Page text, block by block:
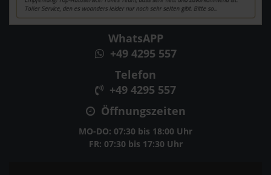
WhatsAPP
+49 4295 557
Telefon
+49 4295 557
Öffnungszeiten
MO-DO: 07:30 bis 18:00 Uhr
FR: 07:30 bis 17:30 Uhr